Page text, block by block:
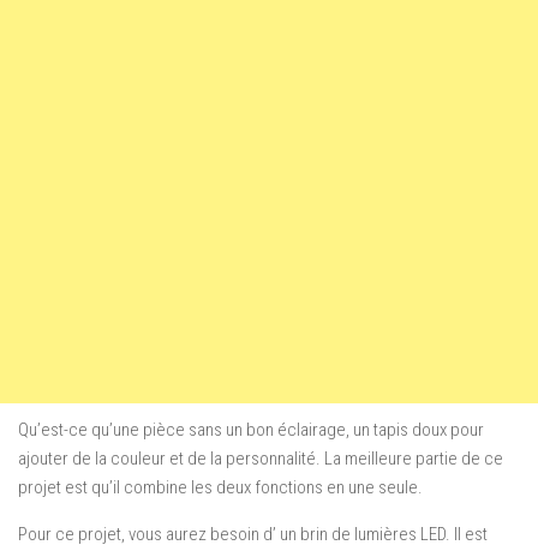
Qu’est-ce qu’une pièce sans un bon éclairage, un tapis doux pour
ajouter de la couleur et de la personnalité. La meilleure partie de ce
projet est qu’il combine les deux fonctions en une seule.
Pour ce projet, vous aurez besoin d’ un brin de lumières LED. Il est